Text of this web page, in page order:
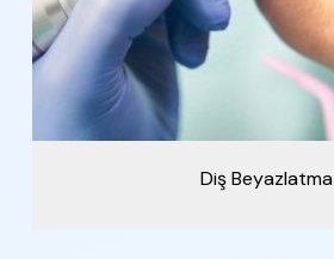
Diş Beyazlatma